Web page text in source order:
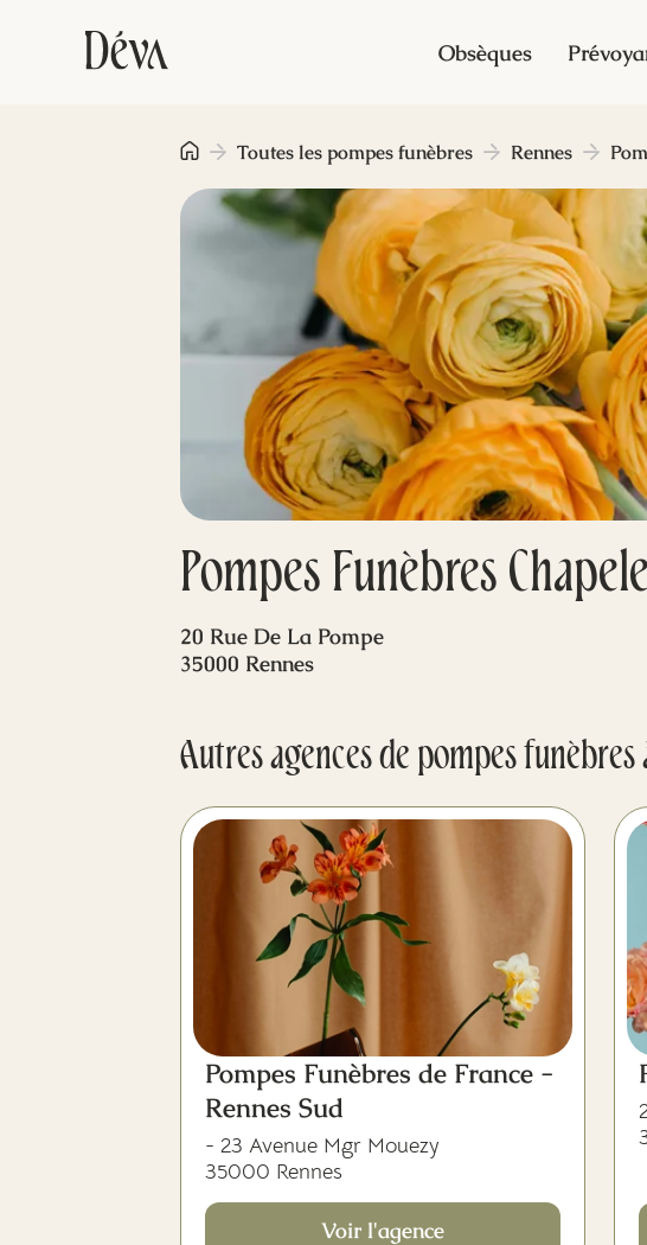
Obsèques
Pompes Funèbres
Toutes les pompes funèbres Rennes
20 Rue De La Pompe
35000 Rennes
Autres agences de pompes
Pompes Funèbres de France -
Rennes Sud
- 23 Avenue Mgr Mouezy
35000 Rennes
Voir l'agence